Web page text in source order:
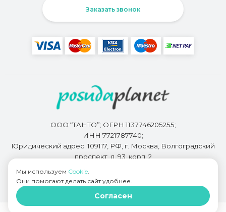
Заказать звонок
ООО “ТАНТО”; ОГРН 1137746205255;
ИНН 7721787740;
Юридический адрес: 109117, РФ, г. Москва, Волгоградский
проспект, д. 93, корп. 2
Разработкой сайта занимается
Мы используем Cookie.
Они помогают делать сайт удобнее.
Согласен